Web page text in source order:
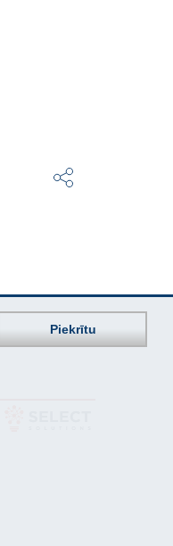
Piekrītu